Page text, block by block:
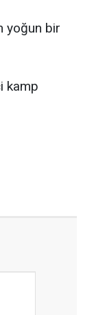
yoğun bir
kamp